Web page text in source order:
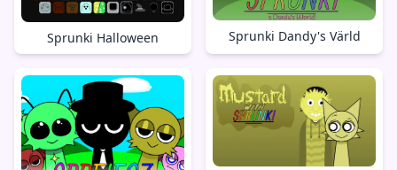
Sprunki Halloween Sprunki Dandy's Värld